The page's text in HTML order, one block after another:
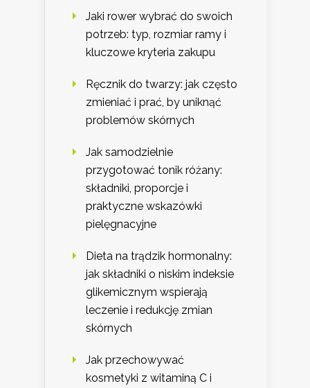
Jaki rower wybrać do swoich
potrzeb: typ, rozmiar ramy i
kluczowe kryteria zakupu
Ręcznik do twarzy: jak często
zmieniać i prać, by uniknąć
problemów skórnych
Jak samodzielnie
przygotować tonik różany:
składniki, proporcje i
praktyczne wskazówki
pielęgnacyjne
Dieta na trądzik hormonalny:
jak składniki o niskim indeksie
glikemicznym wspierają
leczenie i redukcję zmian
skórnych
Jak przechowywać
kosmetyki z witaminą C i